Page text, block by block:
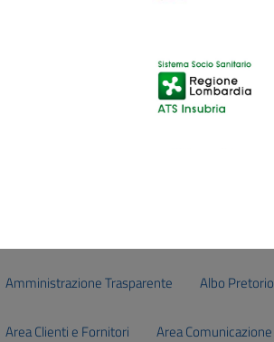
Amministrazione Trasparente Albo Pretorio
Area Clienti e Fornitori Area Comunicazione